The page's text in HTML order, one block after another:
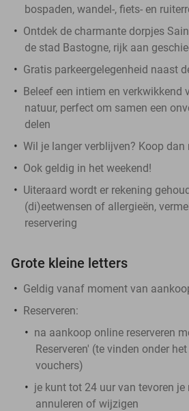
bospaden, wandel-, fiets- en
Ontdek de charmante dorpjes
de stad Bastogne, rijk aan
Gratis parkeergelegenheid naast
Beleef een intiem en verkwikkend
natuur, perfect om samen een
delen
Wil je langer verblijven? Koop dan
Ook geldig in het weekend!
Uiteraard wordt er rekening
(di)eetwensen of allergieën,
reservering
Grote kleine letters
Geldig vanaf moment van
Reserveren:
na aankoop online reserveren
Reserveren' (te vinden onder
vouchers)
je kunt tot 24 uur van tevoren je
annuleren of wijzigen